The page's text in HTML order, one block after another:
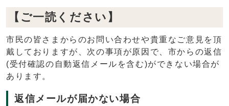
【ご一読ください】
市民の皆さまからのお問い合わせや貴重なご意見を頂
戴しておりますが、次の事項が原因で、市からの返信
(受付確認の自動返信メールを含む)ができない場合が
あります。
返信メールが届かない場合